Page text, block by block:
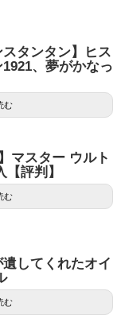
スタンタン】ヒス
、夢がかなっ
む
マスター ウルト
評判】
む
遺してくれたオイ
む